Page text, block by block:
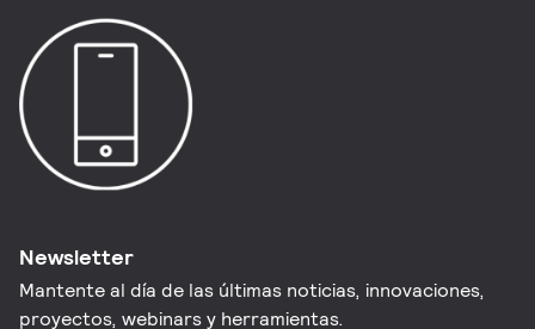
Newsletter
Mantente al día de las últimas noticias, innovaciones,
proyectos, webinars y herramientas.